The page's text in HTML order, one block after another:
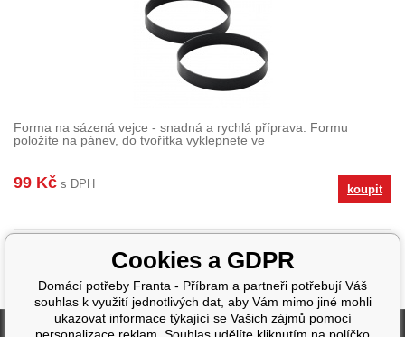
Forma na sázená vejce - snadná a rychlá příprava. Formu
položíte na pánev, do tvořítka vyklepnete ve
99 Kč s DPH koupit
Cookies a GDPR
Domácí potřeby Franta - Příbram a partneři potřebují Váš
souhlas k využití jednotlivých dat, aby Vám mimo jiné mohli
ukazovat informace týkající se Vašich zájmů pomocí